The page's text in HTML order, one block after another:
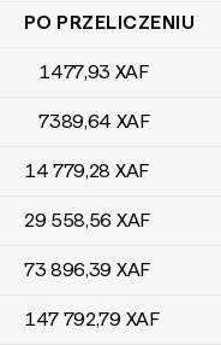
CFA BEAC
PO PRZELICZENIU
1477,93 XAF
7389,64 XAF
14 779,28 XAF
29 558,56 XAF
73 896,39 XAF
147 792,79 XAF